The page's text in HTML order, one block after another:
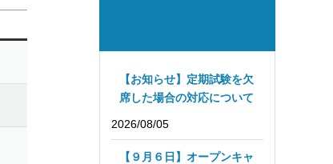
【お知らせ】定期試験を欠
席した場合の対応について
2026/08/05
【９月６日】オープンキャ